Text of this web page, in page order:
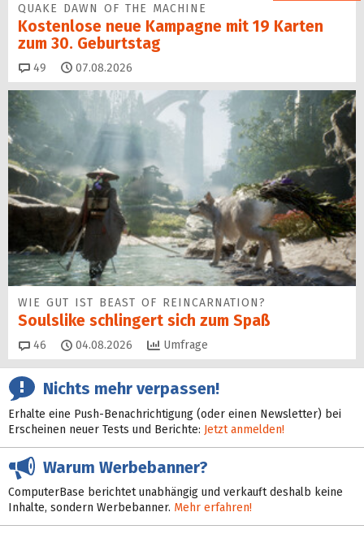
QUAKE DAWN OF THE MACHINE
Kostenlose neue Kampagne mit 19 Karten
zum 30. Geburtstag
49 Kommentare
07.08.2026
WIE GUT IST BEAST OF REINCARNATION?
Soulslike schlingert sich zum Spaß
46 Kommentare
04.08.2026 Umfrage
Nichts mehr verpassen!
Erhalte eine Push-Benachrichtigung (oder einen Newsletter) bei
Erscheinen neuer Tests und Berichte: Jetzt anmelden!
Warum Werbebanner?
ComputerBase berichtet unabhängig und verkauft deshalb keine
Inhalte, sondern Werbebanner. Mehr erfahren!